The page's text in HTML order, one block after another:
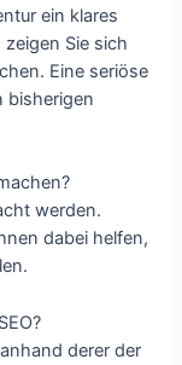
ein klares
Sie sich
Eine seriöse
bisherigen
werden.
dabei helfen,
derer der